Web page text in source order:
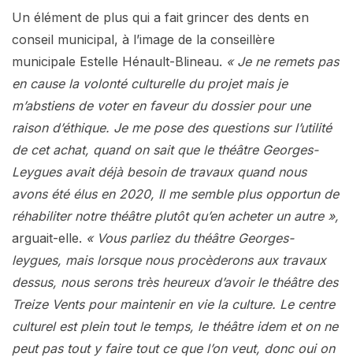
Un élément de plus qui a fait grincer des dents en
conseil municipal, à l’image de la conseillère
municipale Estelle Hénault-Blineau. « Je ne remets pas
en cause la volonté culturelle du projet mais je
m’abstiens de voter en faveur du dossier pour une
raison d’éthique. Je me pose des questions sur l’utilité
de cet achat, quand on sait que le théâtre Georges-
Leygues avait déjà besoin de travaux quand nous
avons été élus en 2020, Il me semble plus opportun de
réhabiliter notre théâtre plutôt qu’en acheter un autre »,
arguait-elle. « Vous parliez du théâtre Georges-
leygues, mais lorsque nous procèderons aux travaux
dessus, nous serons très heureux d’avoir le théâtre des
Treize Vents pour maintenir en vie la culture. Le centre
culturel est plein tout le temps, le théâtre idem et on ne
peut pas tout y faire tout ce que l’on veut, donc oui on